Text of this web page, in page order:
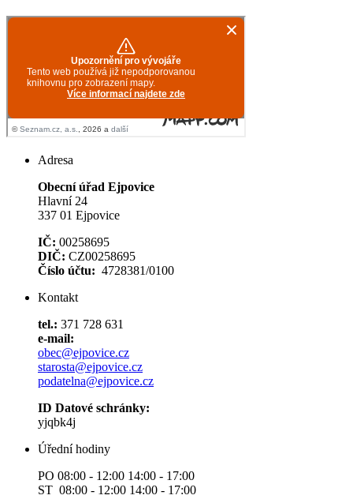
Adresa
Obecní úřad Ejpovice
Hlavní 24
337 01 Ejpovice
IČ: 00258695
DIČ: CZ00258695
Číslo účtu: 4728381/0100
Kontakt
tel.: 371 728 631
e-mail:
obec@ejpovice.cz
starosta@ejpovice.cz
podatelna@ejpovice.cz
ID Datové schránky:
yjqbk4j
Úřední hodiny
PO 08:00 - 12:00 14:00 - 17:00
ST 08:00 - 12:00 14:00 - 17:00